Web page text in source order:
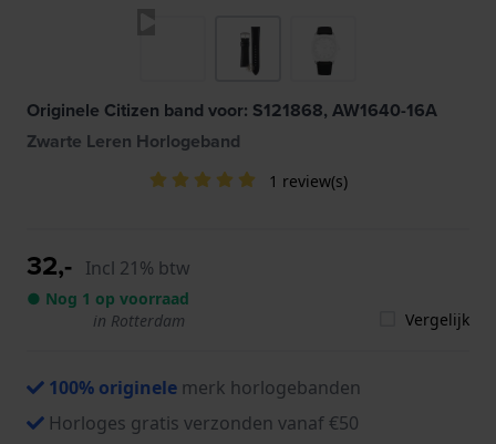
Originele Citizen band voor: S121868, AW1640-16A
Zwarte Leren Horlogeband
1 review(s)
32,- Incl 21% btw
● Nog 1 op voorraad
in Rotterdam
Vergelijk
100% originele merk horlogebanden
Horloges gratis verzonden vanaf €50